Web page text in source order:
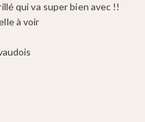
qui va super bien avec !!
à voir